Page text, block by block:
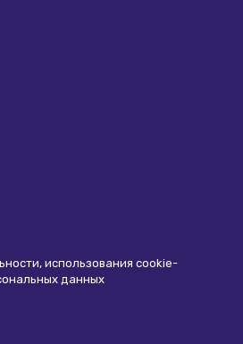
использования сookie-
данных